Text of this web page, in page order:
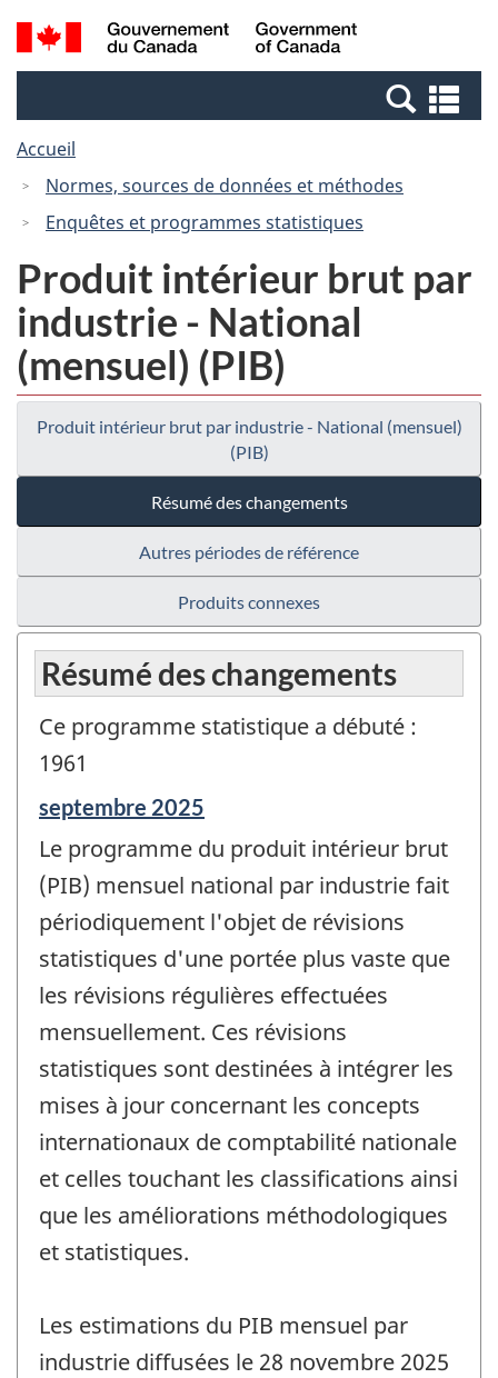
Passer
au
Passer
à
Canada
Recherche
et
et
Accueil
Normes, sources de données et méthodes
Enquêtes et programmes statistiques
Produit intérieur brut par
industrie - National
(mensuel) (PIB)
Produit intérieur brut par industrie - National (mensuel)
(PIB)
Résumé des changements
Autres périodes de référence
Produits connexes
Résumé des changements
Ce programme statistique a débuté :
1961
Période
référence
de
changement
-
septembre 2025
Le programme du produit intérieur brut
(PIB) mensuel national par industrie fait
périodiquement l'objet de révisions
statistiques d'une portée plus vaste que
les révisions régulières effectuées
mensuellement. Ces révisions
statistiques sont destinées à intégrer les
mises à jour concernant les concepts
internationaux de comptabilité nationale
et celles touchant les classifications ainsi
que les améliorations méthodologiques
et statistiques.
Les estimations du PIB mensuel par
industrie diffusées le 28 novembre 2025